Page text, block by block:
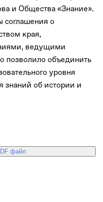
и Общества «Знание».
соглашения о
края,
ведущими
позволило объединить
уровня
знаний об истории и
файл